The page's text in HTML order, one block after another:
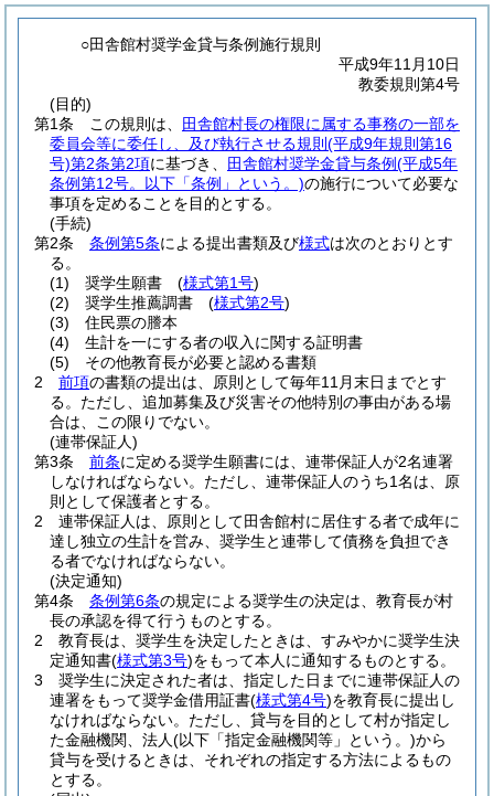
○田舎館村奨学金貸与条例施行規則
平成9年11月10日
教委規則第4号
(目的)
第1条
この規則は、
田舎館村長の権限に属する事務の一部を
委員会等に委任し、及び執行させる規則 (平成9年規則第16
号)第2条第2項に基づき、 田舎館村奨学金貸与条例(平成5年
条例第12号。以下「条例」という。)の施行について必要な
事項を定めることを目的とする。
(手続)
第2条
条例第5条による提出書類及び様式は次のとおりとす
る。
(1)
奨学生願書 (様式第1号)
(2)
奨学生推薦調書 (様式第2号)
(3)
住民票の謄本
(4)
生計を一にする者の収入に関する証明書
(5)
その他教育長が必要と認める書類
2
前項の書類の提出は、原則として毎年11月末日までとす
る。 ただし、追加募集及び災害その他特別の事由がある場
合は、この限りでない。
(連帯保証人)
第3条
前条に定める奨学生願書には、連帯保証人が2名連署
しなければならない。 ただし、連帯保証人のうち1名は、原
則として保護者とする。
2
連帯保証人は、原則として田舎館村に居住する者で成年に
達し独立の生計を営み、奨学生と連帯して債務を負担でき
る者でなければならない。
(決定通知)
第4条
条例第6条の規定による奨学生の決定は、教育長が村
長の承認を得て行うものとする。
2
教育長は、奨学生を決定したときは、すみやかに奨学生決
定通知書(様式第3号)をもって本人に通知するものとする。
3
奨学生に決定された者は、指定した日までに連帯保証人の
連署をもって奨学金借用証書(様式第4号)を教育長に提出し
なければならない。 ただし、貸与を目的として村が指定し
た金融機関、法人(以下「指定金融機関等」という。)から
貸与を受けるときは、それぞれの指定する方法によるもの
とする。